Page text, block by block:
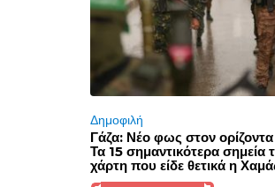
Δημοφιλή
Γάζα: Νέο φως στον ορίζοντα
Τα 15 σημαντικότερα σημεία
χάρτη που είδε θετικά η